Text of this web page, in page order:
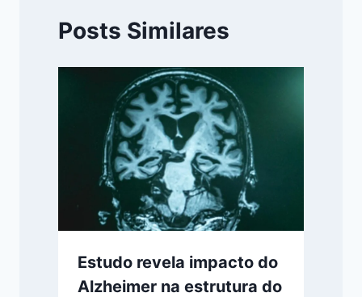
Posts Similares
Estudo revela impacto do
Alzheimer na estrutura do